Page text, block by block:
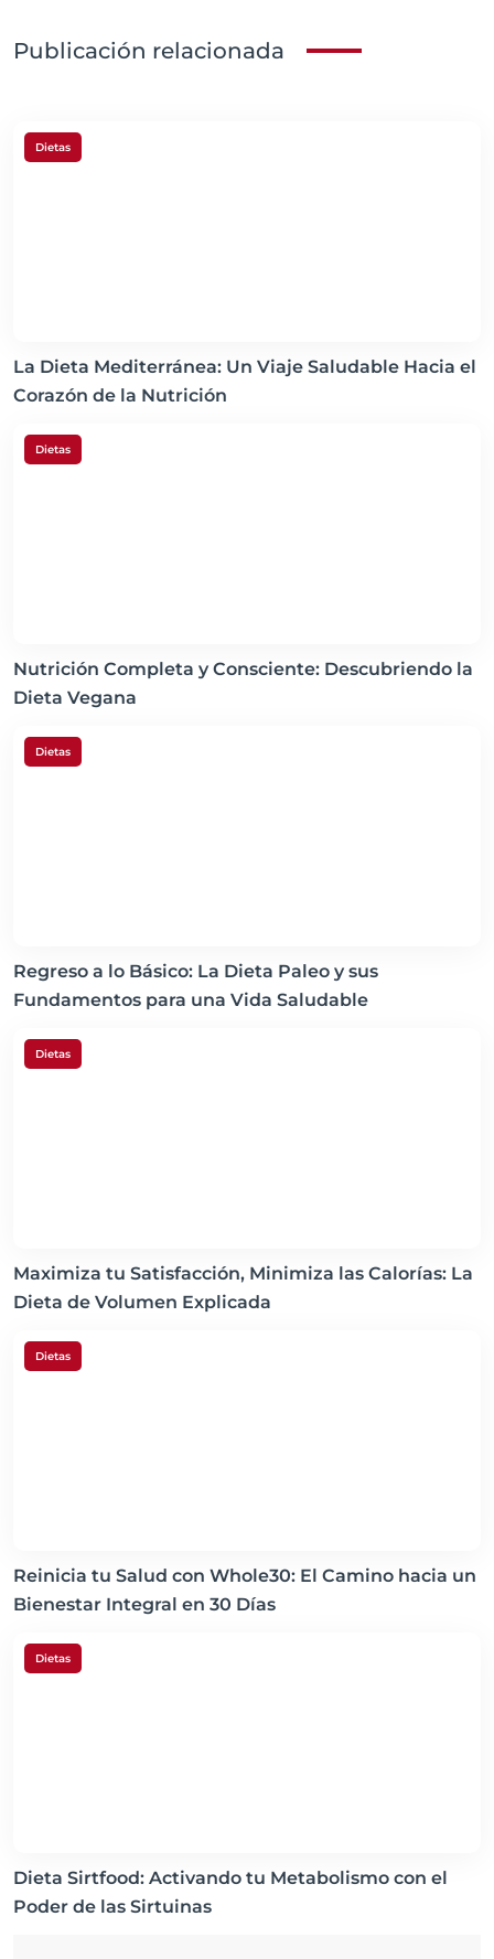
Publicación relacionada
Dietas
La Dieta Mediterránea: Un Viaje Saludable Hacia el
Corazón de la Nutrición
Dietas
Nutrición Completa y Consciente: Descubriendo la
Dieta Vegana
Dietas
Regreso a lo Básico: La Dieta Paleo y sus
Fundamentos para una Vida Saludable
Dietas
Maximiza tu Satisfacción, Minimiza las Calorías: La
Dieta de Volumen Explicada
Dietas
Reinicia tu Salud con Whole30: El Camino hacia un
Bienestar Integral en 30 Días
Dietas
Dieta Sirtfood: Activando tu Metabolismo con el
Poder de las Sirtuinas